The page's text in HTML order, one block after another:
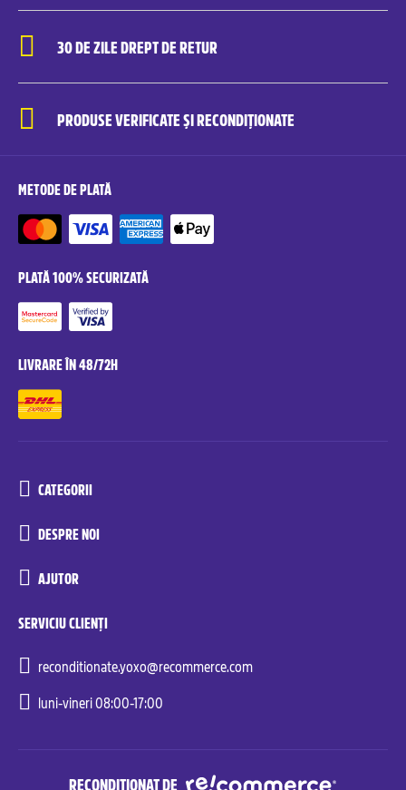
30 DE ZILE DREPT DE RETUR
PRODUSE VERIFICATE ȘI RECONDIȚIONATE
METODE DE PLATĂ
PLATĂ 100% SECURIZATĂ
LIVRARE ÎN 48/72H
CATEGORII
DESPRE NOI
AJUTOR
SERVICIU CLIENȚI
reconditionate.yoxo@recommerce.com
luni-vineri 08:00-17:00
RECONDIȚIONAT DE